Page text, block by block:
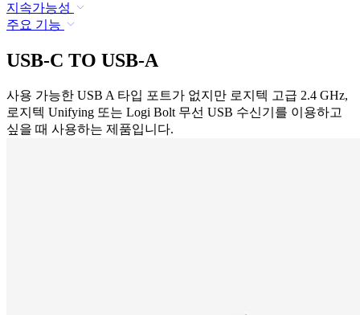
지속가능성
주요 기능
USB-C TO USB-A
사용 가능한 USB A 타입 포트가 없지만 로지텍 고급 2.4 GHz,
로지텍 Unifying 또는 Logi Bolt 무선 USB 수신기를 이용하고
싶을 때 사용하는 제품입니다.